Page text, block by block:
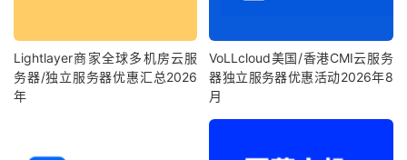
Lightlayer商家全球多机房云服
务器/独立服务器优惠汇总2026
年
VoLLcloud美国/香港CMI云服务
器独立服务器优惠活动2026年8
月